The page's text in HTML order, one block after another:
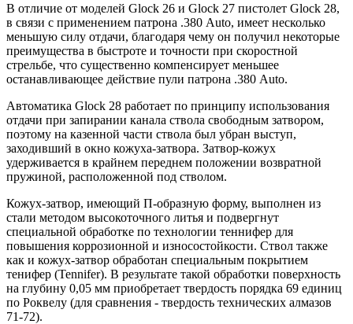
В отличие от моделей Glock 26 и Glock 27 пистолет Glock 28,
в связи с применением патрона .380 Auto, имеет несколько
меньшую силу отдачи, благодаря чему он получил некоторые
преимущества в быстроте и точности при скоростной
стрельбе, что существенно компенсирует меньшее
останавливающее действие пули патрона .380 Auto.
Автоматика Glock 28 работает по принципу использования
отдачи при запирании канала ствола свободным затвором,
поэтому на казенной части ствола был убран выступ,
заходивший в окно кожуха-затвора. Затвор-кожух
удерживается в крайнем переднем положении возвратной
пружиной, расположенной под стволом.
Кожух-затвор, имеющий П-образную форму, выполнен из
стали методом высокоточного литья и подвергнут
специальной обработке по технологии теннифер для
повышения коррозионной и износостойкости. Ствол также
как и кожух-затвор обработан специальным покрытием
тенифер (Tennifer). В результате такой обработки поверхность
на глубину 0,05 мм приобретает твердость порядка 69 единиц
по Роквелу (для сравнения - твердость технических алмазов
71-72).